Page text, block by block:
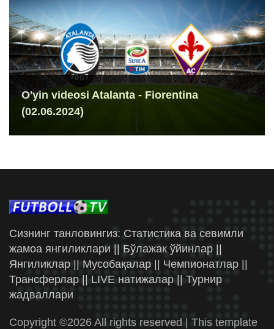
O'yin videosi Atalanta - Fiorentina
(02.06.2024)
Сизнинг танловингиз: Статистика ва севимли
жамоа янгиликлари || Бўлажак ўйинлар ||
Янгиликлар || Мусобақалар || Чемпионатлар ||
Трансферлар || LIVE натижалар || Турнир
жадваллари
Copyright ©2026 All rights reserved | This template